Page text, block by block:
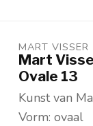
MART VISSER
Mart
Ovale 13
Kunst van
Vorm: ovaal